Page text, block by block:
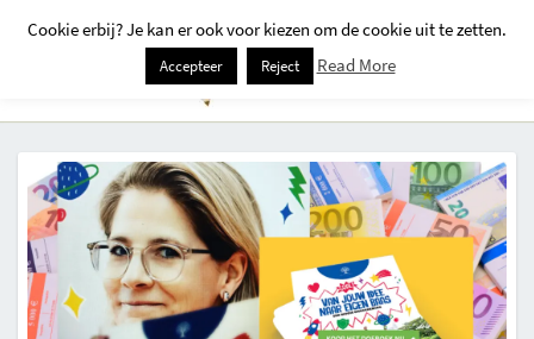
Cookie erbij? Je kan er ook voor kiezen om de cookie uit te zetten.
Accepteer Reject Read More